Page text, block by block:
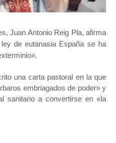
Juan Antonio Reig Pla, afirma
de eutanasia España se ha
una carta pastoral en la que
embriagados de poder» y
sanitario a convertirse en «la